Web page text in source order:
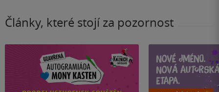
Články, které stojí za pozornost